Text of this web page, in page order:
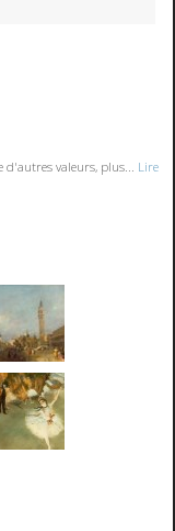
valeurs, plus...
Lire